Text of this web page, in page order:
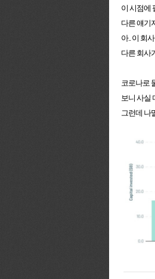
이 시점에
다른 얘기
아.. 이 회
다른 회사
코로나로
보니 사실
그런데 나